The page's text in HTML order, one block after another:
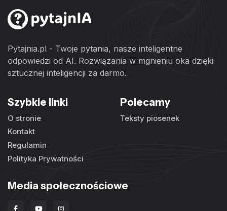
Pytajnia.pl - Twoje pytania, nasze inteligentne
odpowiedzi od AI. Rozwiązania w mgnieniu oka dzięki
sztucznej inteligencji za darmo.
Szybkie linki
O stronie
Kontakt
Regulamin
Polityka Prywatności
Polecamy
Teksty piosenek
Media społecznościowe